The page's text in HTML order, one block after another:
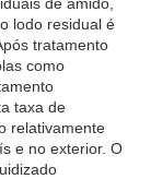
lodo residual é
tratamento
como
taxa de
relativamente
e no exterior. O